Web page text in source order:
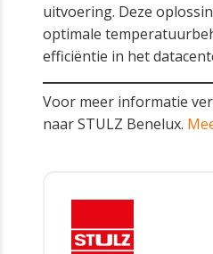
uitvoering. Deze
optimale
efficiëntie in het
Voor meer informatie
naar STULZ Benelux.